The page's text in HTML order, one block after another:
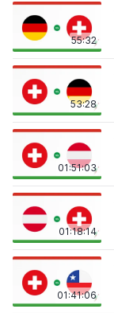
55:32
53:28
01:51:03
01:18:14
01:41:06